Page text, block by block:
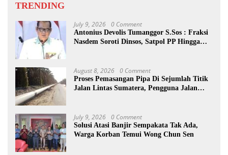
TRENDING
July 9, 2026 0 Comment
Antonius Devolis Tumanggor S.Sos : Fraksi
Nasdem Soroti Dinsos, Satpol PP Hingga
August 8, 2026 0 Comment
Proses Pemasangan Pipa Di Sejumlah Titik
Jalan Lintas Sumatera, Pengguna Jalan
July 9, 2026 0 Comment
Solusi Atasi Banjir Sempakata Tak Ada,
Warga Korban Temui Wong Chun Sen